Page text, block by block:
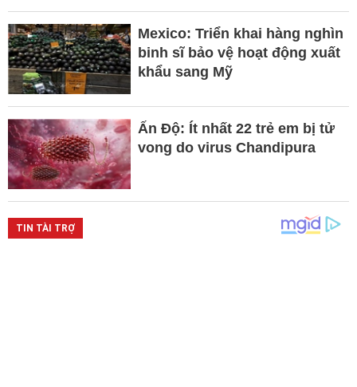
Mexico: Triển khai hàng nghìn
binh sĩ bảo vệ hoạt động xuất
khẩu sang Mỹ
Ấn Độ: Ít nhất 22 trẻ em bị tử
vong do virus Chandipura